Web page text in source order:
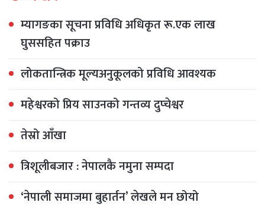
म्यागङका सूचना प्रविधि अधिकृत रू.एक लाख
घुससहित पक्राउ
लोकतान्त्रिक मूल्यअनुकूलको प्रविधि आवश्यक
महेश्वरको प्रिय साउनको गन्तव्य दुप्चेश्वर
तेस्रो आँखा
त्रिशूलीबजार : नेपालकै नमुना सम्पदा
‘नेपाली समाजमा बुहार्तन’ लेखले मन छोयो